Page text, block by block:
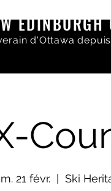
EDINBURGH
d'Ottawa depuis
21 févr.
  |
Ski